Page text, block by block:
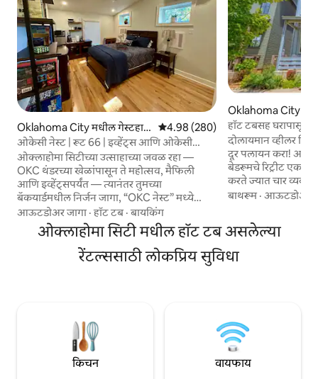
Oklahoma City मधील गेस्टहाऊ
स
5 पैकी 4.98 सरासरी रेटिंग, 280 रिव्ह्यूज
4.98 (280)
ओकेसी नेस्ट | रूट 66 | इव्हेंट्स आणि ओकेसी
थंडरच्या जवळ
ओक्लाहोमा सिटीच्या उत्साहाच्या जवळ रहा —
OKC थंडरच्या खेळांपासून ते महोत्सव, मैफिली
आणि इव्हेंट्सपर्यंत — त्यानंतर तुमच्या
बॅकयार्डमधील निर्जन जागा, “OKC नेस्ट” मध्ये
आराम करा. ऐतिहासिक रूट 66 च्या किनार्‍यावर
वसलेला हा आरामदायक स्टुडिओ, इव्हेंट वीकेंड्स
किंवा छोट्या सुट्टीसाठी परिपूर्ण आहे. क्वीन बेड,
किचनेट, बाथरूम, कपाट, हाय-स्पीड इंटरनेट आणि
स्मार्ट टीव्हीसह उत्तम प्रकारे सुसज्ज. बाहेर दिवस
आऊटडोअर जागा ·हॉट टब·बायकिंग
Oklahoma City
हॉट टबसह घरापासून
दोलायमान व्हीलर
दूर पलायन करा!
बेडरूमचे रिट्रीट एक
करते ज्यात चार
तुमच्या पसंतीच्या 5
एक छान थंड वातावरण देतो.
सीटिंग एरियामध्ये
आकर्षण एक्सप्लोर
बाथरूम·आऊटडोअर
ओक्लाहोमा सिटी मधील हॉट टब असलेल्या
रेंटल्ससाठी लोकप्रिय सुविधा
किचन वायफाय